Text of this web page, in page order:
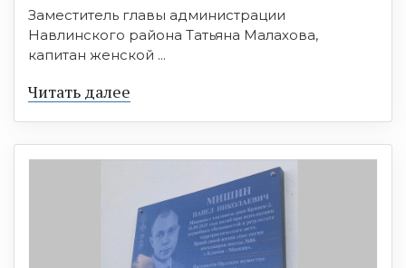
Заместитель главы администрации
Навлинского района Татьяна Малахова,
капитан женской ...
Читать далее